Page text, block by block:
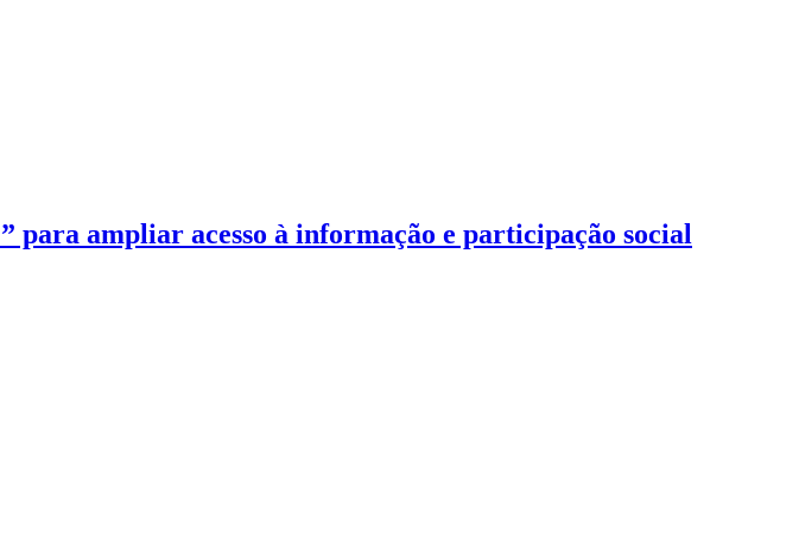
para ampliar acesso à informação e participação social